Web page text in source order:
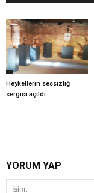
Heykellerin sessizliğ
sergisi açıldı
YORUM YAP